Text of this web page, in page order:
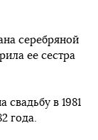
серебряной
ее сестра
в 1981
года.